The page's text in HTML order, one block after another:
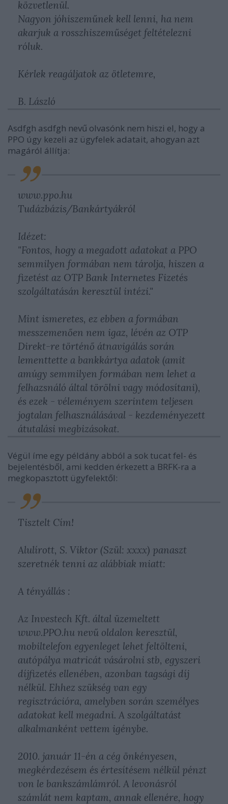
közvetlenül.
Nagyon jóhiszeműnek kell lenni, ha nem
akarjuk a rosszhiszeműséget feltételezni
róluk.
Kérlek reagáljatok az ötletemre,
B. László
Asdfgh asdfgh nevű olvasónk nem hiszi el, hogy a
PPO úgy kezeli az ügyfelek adatait, ahogyan azt
magáról állítja:
www.ppo.hu
Tudázbázis/Bankártyákról
Idézet:
"Fontos, hogy a megadott adatokat a PPO
semmilyen formában nem tárolja, hiszen a
fizetést az OTP Bank Internetes Fizetés
szolgáltatásán keresztül intézi."
Mint ismeretes, ez ebben a formában
messzemenően nem igaz, lévén az OTP
Direkt-re történő átnavigálás során
lementtette a bankkártya adatok (amit
amúgy semmilyen formában nem lehet a
felhazsnáló által törölni vagy módosítani),
és ezek - véleményem szerintem teljesen
jogtalan felhasználásával - kezdeményezett
átutalási megbizásokat.
Végül íme egy példány abból a sok tucat fel- és
bejelentésből, ami kedden érkezett a BRFK-ra a
megkopasztott ügyfelektől:
Tisztelt Cím!
Alulírott, S. Viktor (Szül: xxxx) panaszt
szeretnék tenni az alábbiak miatt:
A tényállás :
Az Investech Kft. által üzemeltett
www.PPO.hu nevű oldalon keresztül,
mobiltelefon egyenleget lehet feltölteni,
autópálya matricát vásárolni stb, egyszeri
díjfizetés ellenében, azonban tagsági díj
nélkül. Ehhez szükség van egy
regisztrációra, amelyben során személyes
adatokat kell megadni. A szolgáltatást
alkalmanként vettem igénybe.
2010. január 11-én a cég önkényesen,
megkérdezésem és értesítésem nélkül pénzt
von le bankszámlámról. A levonásról
számlát nem kaptam, annak ellenére, hogy